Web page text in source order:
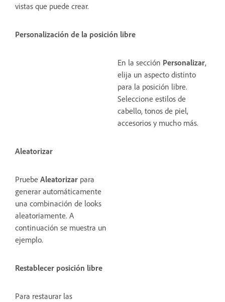
vistas que puede crear.
Personalización de la posición libre
En la sección Personalizar,
elija un aspecto distinto
para la posición libre.
Seleccione estilos de
cabello, tonos de piel,
accesorios y mucho más.
Aleatorizar
Pruebe Aleatorizar para
generar automáticamente
una combinación de looks
aleatoriamente. A
continuación se muestra un
ejemplo.
Restablecer posición libre
Para restaurar las